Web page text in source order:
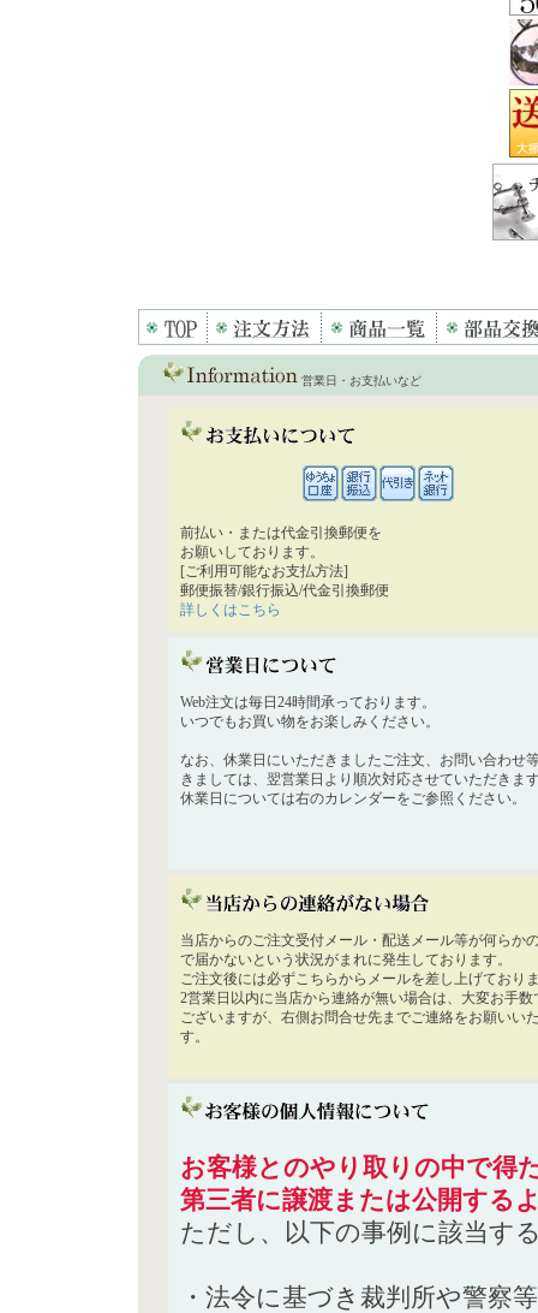
営業日・お支払いなど
前払い・または代金引換郵便を
お願いしております。
[ご利用可能なお支払方法]
郵便振替/銀行振込/代金引換郵便
詳しくはこちら
Web注文は毎日24時間承っております。
いつでもお買い物をお楽しみください。
なお、休業日にいただきましたご注文、お問い合わせ
きましては、翌営業日より順次対応させていただきま
休業日については右のカレンダーをご参照ください。
当店からのご注文受付メール・配送メール等が何らか
で届かないという状況がまれに発生しております。
ご注文後には必ずこちらからメールを差し上げており
2営業日以内に当店から連絡が無い場合は、大変お手数
ございますが、右側お問合せ先までご連絡をお願いい
す。
お客様とのやり取りの中で得
第三者に譲渡または公開する
ただし、以下の事例に該当す
・法令に基づき裁判所や警察